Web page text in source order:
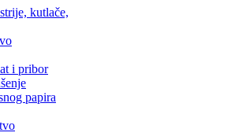
kutlače,
i pribor
papira